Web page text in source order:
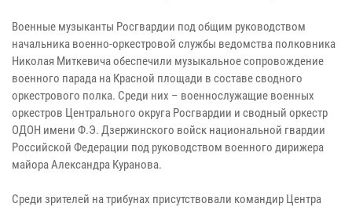
Военные музыканты Росгвардии под общим руководством
начальника военно-оркестровой службы ведомства полковника
Николая Миткевича обеспечили музыкальное сопровождение
военного парада на Красной площади в составе сводного
оркестрового полка. Среди них – военнослужащие военных
оркестров Центрального округа Росгвардии и сводный оркестр
ОДОН имени Ф.Э. Дзержинского войск национальной гвардии
Российской Федерации под руководством военного дирижера
майора Александра Куранова.
Среди зрителей на трибунах присутствовали командир Центра